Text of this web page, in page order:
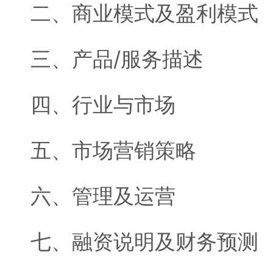
二、商业模式及盈利模式
三、产品/服务描述
四、行业与市场
五、市场营销策略
六、管理及运营
七、融资说明及财务预测